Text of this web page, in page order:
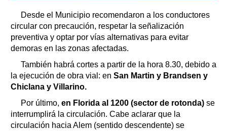
Desde el Municipio recomendaron a los conductores
circular con precaución, respetar la señalización
preventiva y optar por vías alternativas para evitar
demoras en las zonas afectadas.
También habrá cortes a partir de la hora 8.30, debido a
la ejecución de obra vial: en San Martin y Brandsen y
Chiclana y Villarino.
Por último, en Florida al 1200 (sector de rotonda) se
interrumplirá la circulación. Cabe aclarar que la
circulación hacia Alem (sentido descendente) se